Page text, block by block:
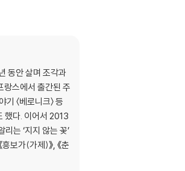
동안 살며 조각과
랑스에서 출간된 주
〈베로니크〉 등
했다. 이어서 2013
는 ‘지지 않는 꽃’
보가(가제)》, 《춘